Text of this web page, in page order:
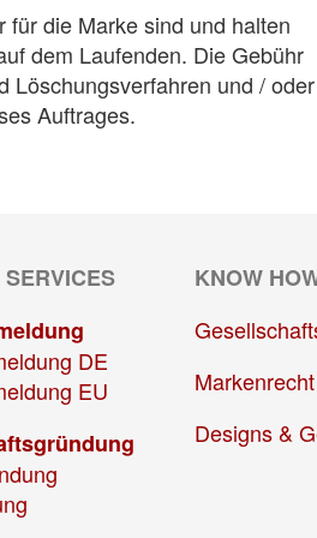
die Marke sind und halten
dem Laufenden. Die Gebühr
Löschungsverfahren und / oder
Auftrages.
DE
EU
KNOW
Markenrecht
Designs &